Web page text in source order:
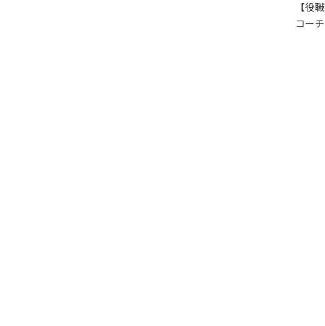
【役職
コーチ